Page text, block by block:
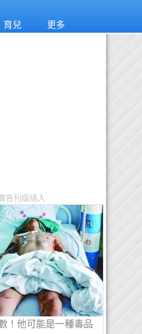
育兒 更多
告刊版插入
！他可能是一種毒品